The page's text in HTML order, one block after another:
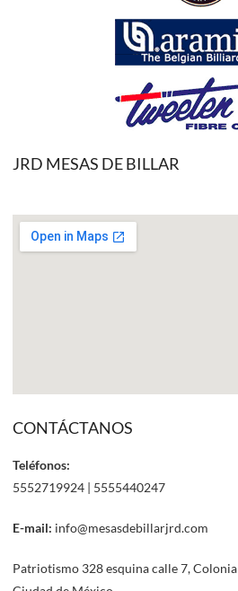
JRD MESAS DE BILLAR
CONTÁCTANOS
Teléfonos:
5552719924 | 5555440247
E-mail: info@mesasdebillarjrd.com
Patriotismo 328 esquina calle 7,